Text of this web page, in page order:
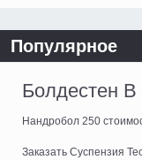
Популярное
Болдестен В
Нандробол 250
Заказать Суспензия